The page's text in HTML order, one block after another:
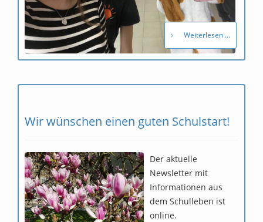
Weiterlesen ...
Wir wünschen einen guten Schulstart!
Der aktuelle
Newsletter mit
Informationen aus
dem Schulleben ist
online.